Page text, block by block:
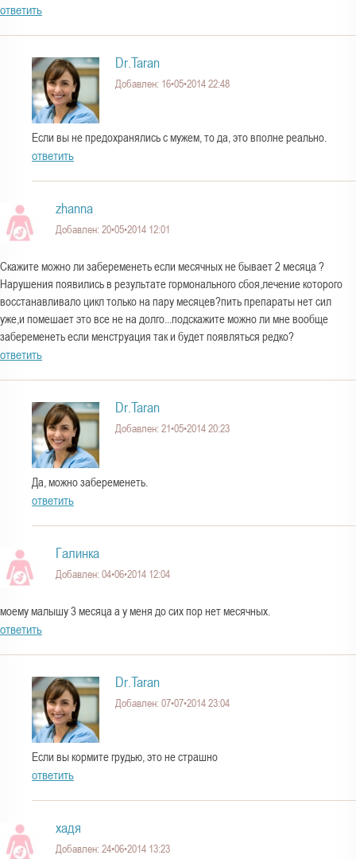
ответить
Dr.Taran
Добавлен: 16•05•2014 22:48
Если вы не предохранялись с мужем, то да, это вполне реально.
ответить
zhanna
Добавлен: 20•05•2014 12:01
Скажите можно ли забеременеть если месячных не бывает 2 месяца ?
Нарушения появились в результате гормонального сбоя,лечение которого
восстанавливало цикл только на пару месяцев?пить препараты нет сил
уже,и помешает это все не на долго...подскажите можно ли мне вообще
забеременеть если менструация так и будет появляться редко?
ответить
Dr.Taran
Добавлен: 21•05•2014 20:23
Да, можно забеременеть.
ответить
Галинка
Добавлен: 04•06•2014 12:04
моему малышу 3 месяца а у меня до сих пор нет месячных.
ответить
Dr.Taran
Добавлен: 07•07•2014 23:04
Если вы кормите грудью, это не страшно
ответить
хадя
Добавлен: 24•06•2014 13:23